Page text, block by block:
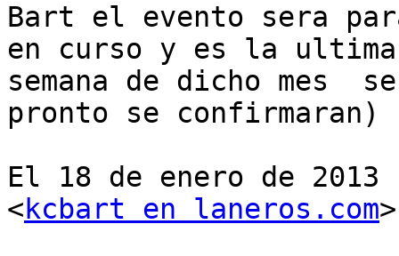
Bart el evento sera
en curso y es la ultima
semana de dicho mes
pronto se confirmaran)
El 18 de enero de 2013
<kcbart en laneros.com